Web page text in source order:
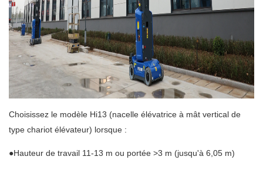
Choisissez le modèle Hi13 (nacelle élévatrice à mât vertical de
type chariot élévateur) lorsque :
●Hauteur de travail 11-13 m ou portée >3 m (jusqu'à 6,05 m)